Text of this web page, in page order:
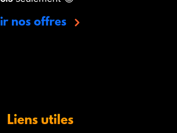
nos offres
Liens utiles